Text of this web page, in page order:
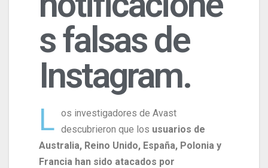
s falsas de
Instagram.
L os investigadores de Avast
descubrieron que los usuarios de
Australia, Reino Unido, España, Polonia y
Francia han sido atacados por